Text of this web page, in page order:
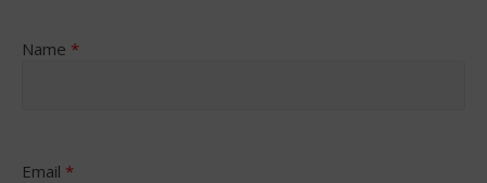
Name *
Email *